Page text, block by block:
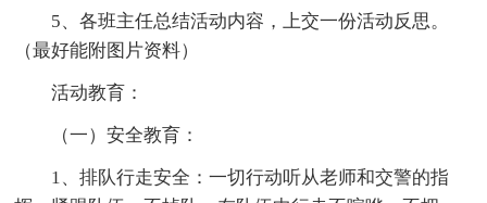
5、各班主任总结活动内容，上交一份活动反思。
（最好能附图片资料）
活动教育：
（一）安全教育：
1、排队行走安全：一切行动听从老师和交警的指